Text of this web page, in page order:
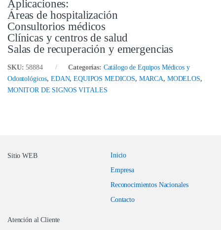
Aplicaciones:
Áreas de hospitalización
Consultorios médicos
Clínicas y centros de salud
Salas de recuperación y emergencias
SKU:58884 Categorías: Catálogo de Equipos Médicos y
Odontológicos, EDAN,EQUIPOS MEDICOS, MARCA, MODELOS,
MONITOR DE SIGNOS VITALES
Sitio WEB
Inicio
Empresa
Reconocimientos Nacionales
Contacto
Atención al Cliente